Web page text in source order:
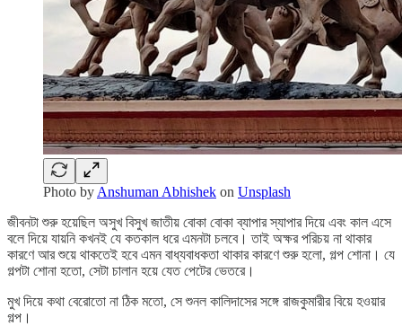
Photo by Anshuman Abhishek on Unsplash
জীবনটা শুরু হয়েছিল অসুখ বিসুখ জাতীয় বোকা বোকা ব্যাপার স্যাপার দিয়ে এবং কাল এসে
বলে দিয়ে যায়নি কখনই যে কতকাল ধরে এমনটা চলবে। তাই অক্ষর পরিচয় না থাকার
কারণে আর শুয়ে থাকতেই হবে এমন বাধ্যবাধকতা থাকার কারণে শুরু হলো, গল্প শোনা। যে
গল্পটা শোনা হতো, সেটা চালান হয়ে যেত পেটের ভেতরে।
মুখ দিয়ে কথা বেরোতো না ঠিক মতো, সে শুনল কালিদাসের সঙ্গে রাজকুমারীর বিয়ে হওয়ার
গল্প।